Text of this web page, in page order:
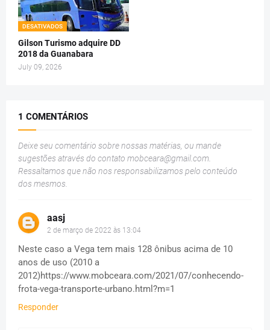
DESATIVADOS
Gilson Turismo adquire DD
2018 da Guanabara
July 09, 2026
1 COMENTÁRIOS
Deixe seu comentário sobre nossas matérias, ou mande
sugestões através do contato mobceara@gmail.com.
Ressaltamos que não nos responsabilizamos pelo conteúdo
dos mesmos.
aasj
2 de março de 2022 às 13:04
Neste caso a Vega tem mais 128 ônibus acima de 10
anos de uso (2010 a
2012)https://www.mobceara.com/2021/07/conhecendo-
frota-vega-transporte-urbano.html?m=1
Responder